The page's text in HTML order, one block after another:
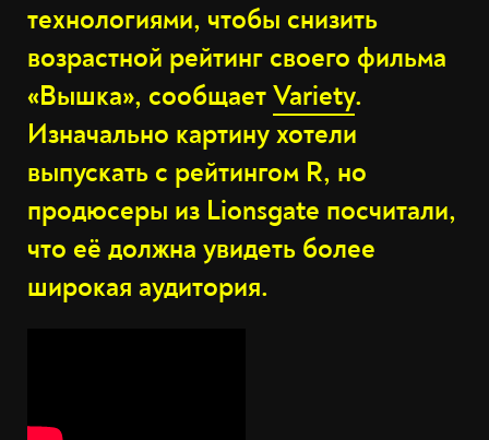
технологиями, чтобы снизить
возрастной рейтинг своего фильма
«Вышка», сообщаетVariety.
Изначально картину хотели
выпускать с рейтингом R, но
продюсеры из Lionsgate посчитали,
что её должна увидеть более
широкая аудитория.